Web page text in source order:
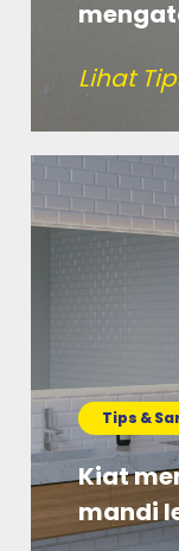
Lihat
Tips &
Kiat
mandi